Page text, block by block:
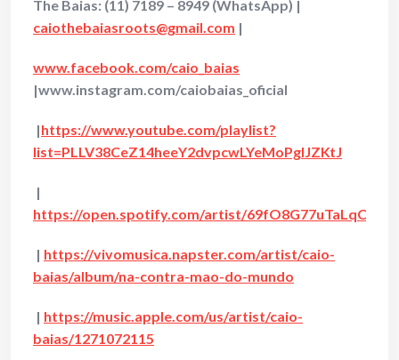
The Baias: (11) 7189 – 8949 (WhatsApp) |
caiothebaiasroots@gmail.com |
www.facebook.com/caio_baias
|www.instagram.com/caiobaias_oficial
|https://www.youtube.com/playlist?
list=PLLV38CeZ14heeY2dvpcwLYeMoPglJZKtJ
|
https://open.spotify.com/artist/
| https://vivomusica.napster.com/artist/caio-
baias/album/na-contra-mao-do-mundo
| https://music.apple.com/us/artist/caio-
baias/1271072115